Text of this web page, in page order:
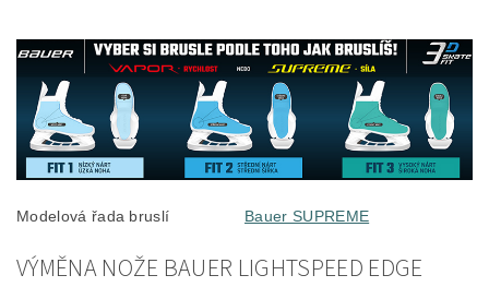
Modelová řada bruslí Bauer SUPREME
VÝMĚNA NOŽE BAUER LIGHTSPEED EDGE